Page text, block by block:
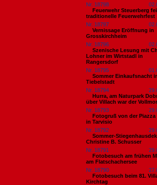
Nr. 18798
Feuerwehr Steuerberg
traditionelle Feuerwehrfest
Nr. 18797
Vernissage Eröffnung in
Grosskirchheim
Nr. 18796
Szenische Lesung mit
Lohner im Wirtstadl in
Rangersdorf
Nr. 18795
Sommer Einkaufsnacht
Tiebelstadt
Nr. 18794
Hurra, am Naturpark
über Villach war der
Nr. 18793
Fotogruß von der Piazza
in Tarvisio
Nr. 18792
Sommer-
Christine B. Schusser
Nr. 18791
Fotobesuch am frühen
am Flatschachersee
Nr. 18790
Fotobesuch beim 81.
Kirchtag